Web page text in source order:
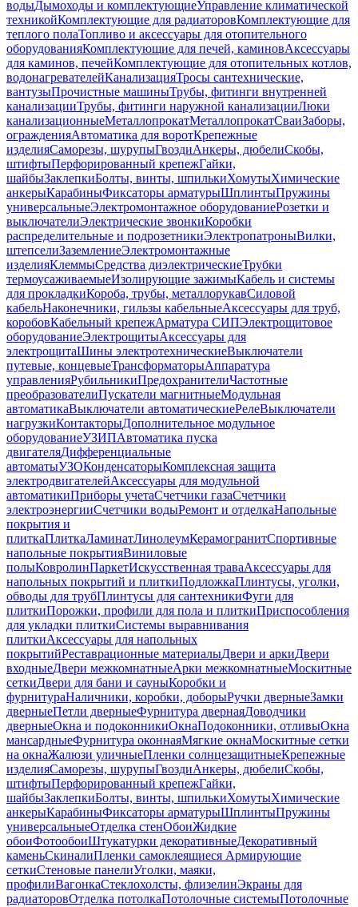
водыДымоходы и комплектующиеУправление климатической
техникойКомплектующие для радиаторовКомплектующие для
теплого полаТопливо и аксессуары для отопительного
оборудованияКомплектующие для печей, каминовАксессуары
для каминов, печейКомплектующие для отопительных котлов,
водонагревателейКанализацияТросы сантехнические,
вантузыПрочистные машиныТрубы, фитинги внутренней
канализацииТрубы, фитинги наружной канализацииЛюки
канализационныеМеталлопрокатМеталлопрокатСваиЗаборы,
огражденияАвтоматика для воротКрепежные
изделияСаморезы, шурупыГвоздиАнкеры, дюбелиСкобы,
штифтыПерфорированный крепежГайки,
шайбыЗаклепкиБолты, винты, шпилькиХомутыХимические
анкерыКарабиныФиксаторы арматурыШплинтыПружины
универсальныеЭлектромонтажное оборудованиеРозетки и
выключателиЭлектрические звонкиКоробки
распределительные и подрозетникиЭлектропатроныВилки,
штепселиЗаземлениеЭлектромонтажные
изделияКлеммыСредства диэлектрическиеТрубки
термоусаживаемыеИзолирующие зажимыКабель и системы
для прокладкиКороба, трубы, металлорукавСиловой
кабельНаконечники, гильзы кабельныеАксессуары для труб,
коробовКабельный крепежАрматура СИПЭлектрощитовое
оборудованиеЭлектрощитыАксессуары для
электрощитаШины электротехническиеВыключатели
путевые, концевыеТрансформаторыАппаратура
управленияРубильникиПредохранителиЧастотные
преобразователиПускатели магнитныеМодульная
автоматикаВыключатели автоматическиеРелеВыключатели
нагрузкиКонтакторыДополнительное модульное
оборудованиеУЗИПАвтоматика пуска
двигателяДифференциальные
автоматыУЗОКонденсаторыКомплексная защита
электродвигателейАксессуары для модульной
автоматикиПриборы учетаСчетчики газаСчетчики
электроэнергииСчетчики водыРемонт и отделкаНапольные
покрытия и
плиткаПлиткаЛаминатЛинолеумКерамогранитСпортивные
напольные покрытияВиниловые
полыКовролинПаркетИскусственная траваАксессуары для
напольных покрытий и плиткиПодложкаПлинтусы, уголки,
обводы для трубПлинтусы для сантехникиФуги для
плиткиПорожки, профили для пола и плиткиПриспособления
для укладки плиткиСистемы выравнивания
плиткиАксессуары для напольных
покрытийРеставрационные материалыДвери и аркиДвери
входныеДвери межкомнатныеАрки межкомнатныеМоскитные
сеткиДвери для бани и сауныКоробки и
фурнитураНаличники, коробки, доборыРучки дверныеЗамки
дверныеПетли дверныеФурнитура двернаяДоводчики
дверныеОкна и подоконникиОкнаПодоконники, отливыОкна
мансардныеФурнитура оконнаяМягкие окнаМоскитные сетки
на окнаЖалюзи уличныеПленки солнцезащитныеКрепежные
изделияСаморезы, шурупыГвоздиАнкеры, дюбелиСкобы,
штифтыПерфорированный крепежГайки,
шайбыЗаклепкиБолты, винты, шпилькиХомутыХимические
анкерыКарабиныФиксаторы арматурыШплинтыПружины
универсальныеОтделка стенОбоиЖидкие
обоиФотообоиШтукатурки декоративныеДекоративный
каменьСкиналиПленки самоклеящиеся Армирующие
сеткиСтеновые панелиУголки, маяки,
профилиВагонкаСтеклохолсты, флизелинЭкраны для
радиаторовОтделка потолкаПотолочные системыПотолочные